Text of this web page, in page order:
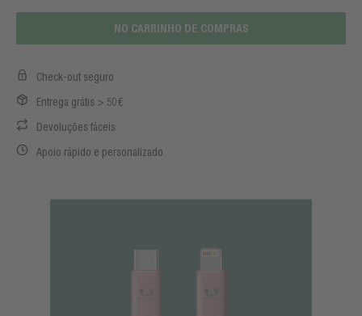
NO CARRINHO DE COMPRAS
Check-out seguro
Entrega grátis > 50€
Devoluções fáceis
Apoio rápido e personalizado